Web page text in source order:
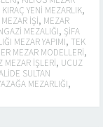
KIRAÇ YENI MEZARLIK,
MEZAR IŞI, MEZAR
MEZALIĞI, ŞIFA
MEZAR YAPIMI, TEK
MEZAR MODELLERI,
MEZAR IŞLERI, UCUZ
SULTAN
MEZARLIĞI,